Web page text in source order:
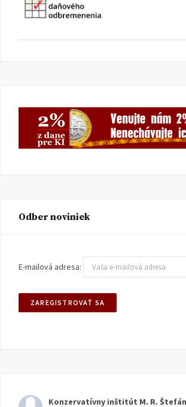
Odber noviniek
E-mailová adresa:
Konzervatívny inštitút M. R.